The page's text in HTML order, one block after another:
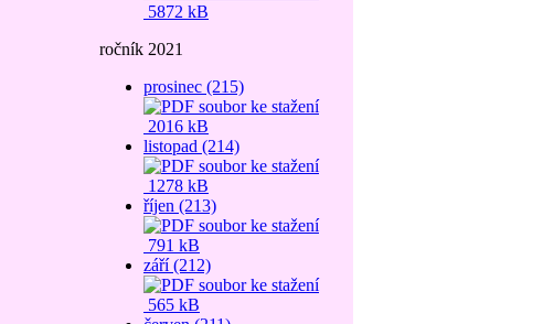
5872 kB
ročník 2021
prosinec (215)
2016 kB
listopad (214)
1278 kB
říjen (213)
791 kB
září (212)
565 kB